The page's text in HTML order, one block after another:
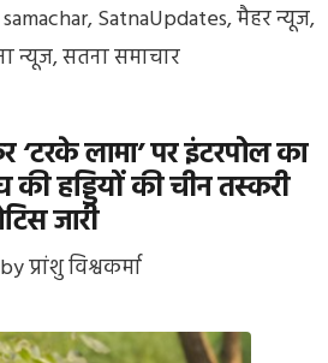
,SatnaUpdates,मैहर न्यूज,
न्यूज,सतना समाचार
‘टरके लामा’ पर इंटरपोल का
हड्डियों की चीन तस्करी
जारी
byप्रांशु विश्वकर्मा